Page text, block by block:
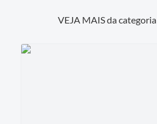
VEJA MAIS da categoria